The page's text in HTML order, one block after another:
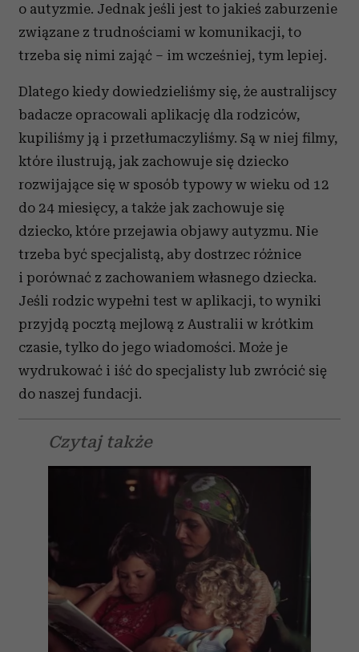
o autyzmie. Jednak jeśli jest to jakieś zaburzenie
związane z trudnościami w komunikacji, to
trzeba się nimi zająć – im wcześniej, tym lepiej.
Dlatego kiedy dowiedzieliśmy się, że australijscy
badacze opracowali aplikację dla rodziców,
kupiliśmy ją i przetłumaczyliśmy. Są w niej filmy,
które ilustrują, jak zachowuje się dziecko
rozwijające się w sposób typowy w wieku od 12
do 24 miesięcy, a także jak zachowuje się
dziecko, które przejawia objawy autyzmu. Nie
trzeba być specjalistą, aby dostrzec różnice
i porównać z zachowaniem własnego dziecka.
Jeśli rodzic wypełni test w aplikacji, to wyniki
przyjdą pocztą mejlową z Australii w krótkim
czasie, tylko do jego wiadomości. Może je
wydrukować i iść do specjalisty lub zwrócić się
do naszej fundacji.
Czytaj także